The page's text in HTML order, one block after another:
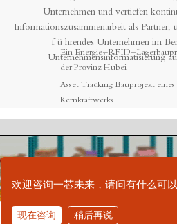
Ein Energie-RFID-
der Provinz Hubei
Asset Tracking Bauprojekt eines
Kernkraftwerks
Unternehmen und vertiefen
Informationszusammenarbeit als Partner,
führendes Unternehmen im
Unternehmensinformatisierung
欢迎咨询一芯未来，请问有什么可
现在咨询 稍后再说拨打电话